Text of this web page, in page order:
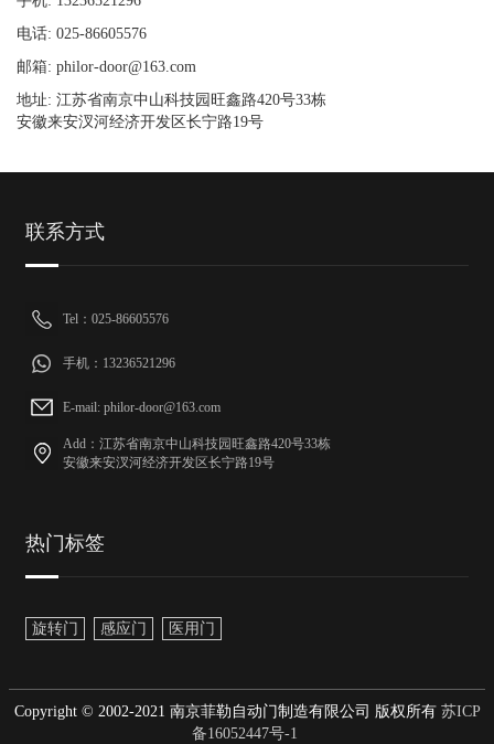
电话: 025-86605576
邮箱: philor-door@163.com
地址: 江苏省南京中山科技园旺鑫路420号33栋
安徽来安汊河经济开发区长宁路19号
联系方式
Tel：025-86605576
手机：13236521296
E-mail: philor-door@163.com
Add：江苏省南京中山科技园旺鑫路420号33栋
安徽来安汊河经济开发区长宁路19号
热门标签
旋转门 感应门 医用门
Copyright © 2002-2021 南京菲勒自动门制造有限公司 版权所有苏ICP
备16052447号-1